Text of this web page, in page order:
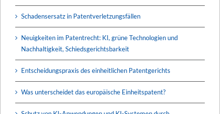
Schadensersatz in Patentverletzungsfällen
Neuigkeiten im Patentrecht: KI, grüne Technologien und
Nachhaltigkeit, Schiedsgerichtsbarkeit
Entscheidungspraxis des einheitlichen Patentgerichts
Was unterscheidet das europäische Einheitspatent?